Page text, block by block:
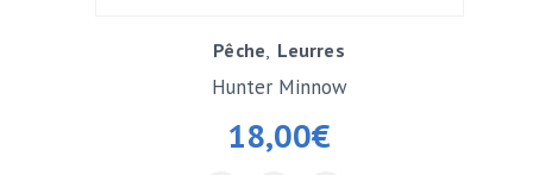
Pêche Leurres
18,00€
Hunter Minnow